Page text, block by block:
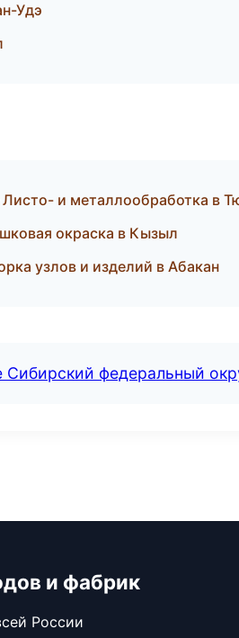
Удэ
и металлообработка в
окраска в Кызыл
узлов и изделий в Абакан
Сибирский федеральный
и фабрик
России